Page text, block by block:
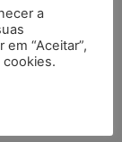
de
a
“Aceitar”,
cookies.